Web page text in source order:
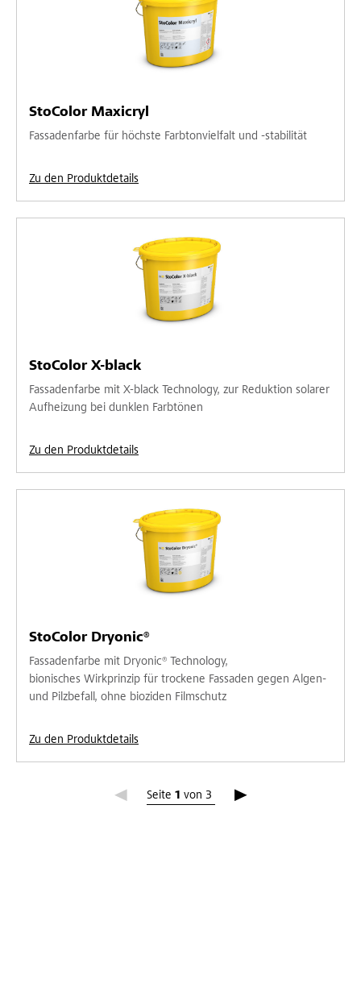
StoColor Maxicryl
Fassadenfarbe für höchste Farbtonvielfalt und -stabilität
Zu den Produktdetails
StoColor X-black
Fassadenfarbe mit X-black Technology, zur Reduktion solarer
Aufheizung bei dunklen Farbtönen
Zu den Produktdetails
StoColor Dryonic®
Fassadenfarbe mit Dryonic® Technology,
bionisches Wirkprinzip für trockene Fassaden gegen Algen-
und Pilzbefall, ohne bioziden Filmschutz
Zu den Produktdetails
Seite 1 von 3
Seite 1